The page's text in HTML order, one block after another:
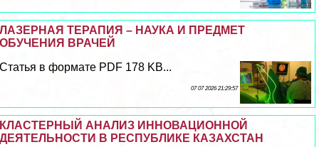
ЛАЗЕРНАЯ ТЕРАПИЯ – НАУКА И ПРЕДМЕТ
ОБУЧЕНИЯ ВРАЧЕЙ
Статья в формате PDF 178 KB...
07 07 2026 21:29:57
КЛАСТЕРНЫЙ АНАЛИЗ ИННОВАЦИОННОЙ
ДЕЯТЕЛЬНОСТИ В РЕСПУБЛИКЕ КАЗАХСТАН